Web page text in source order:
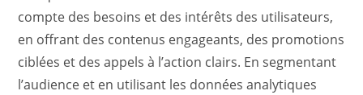
compte des besoins et des intérêts des utilisateurs,
en offrant des contenus engageants, des promotions
ciblées et des appels à l’action clairs. En segmentant
l’audience et en utilisant les données analytiques